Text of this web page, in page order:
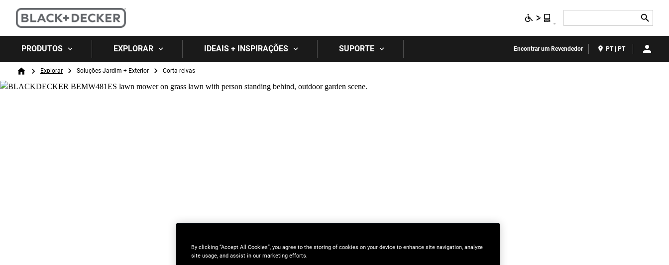
PRODUTOS EXPLORAR IDEAIS + INSPIRAÇÕES SUPORTE Encontrar um Revendedor PT | PT
Breadcrumb
HomeExplorar Soluções Jardim + Exterior Corta-relvas
By clicking “Accept All Cookies”, you agree to the storing of cookies on your device to enhance site navigation, analyze
site usage, and assist in our marketing efforts.